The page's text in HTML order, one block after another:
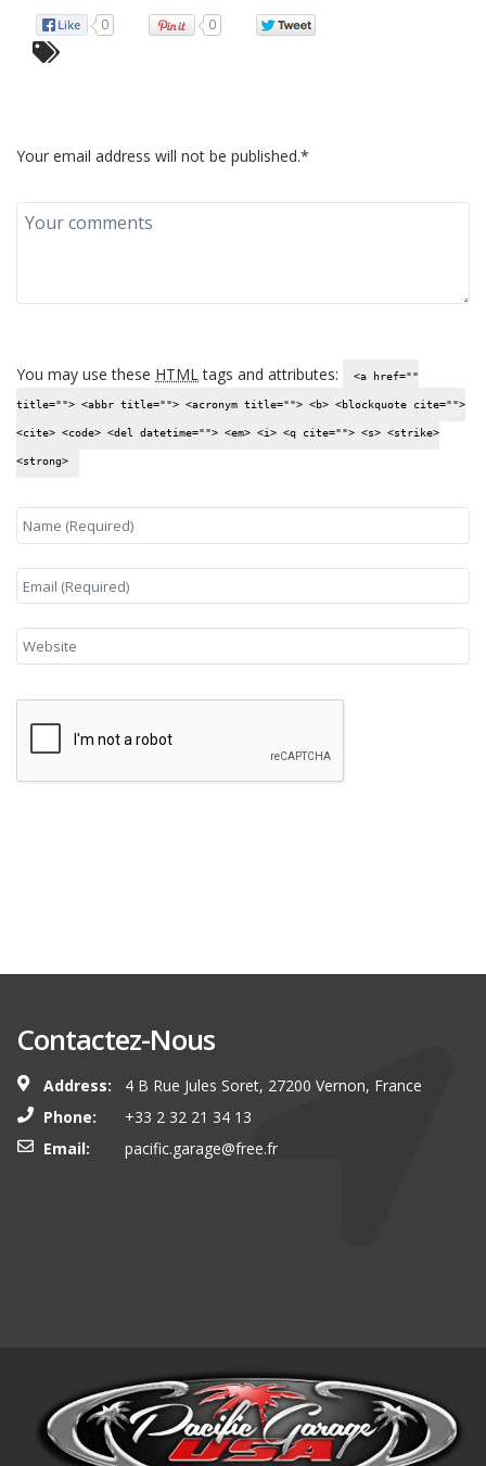
0 0
Your email address will not be published.*
You may use these HTMLtags and attributes: <a href=""
title=""> <abbr title=""> <acronym title=""> <b> <blockquote cite="">
<cite> <code> <del datetime=""> <em> <i> <q cite=""> <s> <strike>
<strong>
Contactez-Nous
Address:
4 B Rue Jules Soret, 27200 Vernon, France
Phone:
+33 2 32 21 34 13
Email:
pacific.garage@free.fr